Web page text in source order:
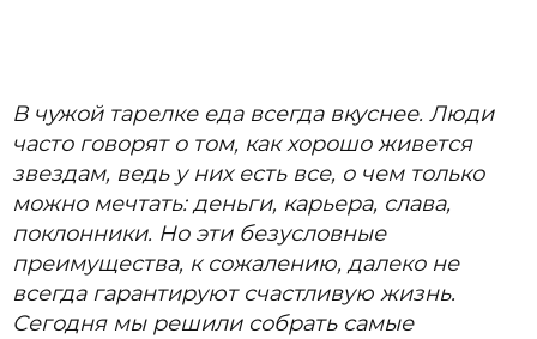
В чужой тарелке еда всегда вкуснее. Люди
часто говорят о том, как хорошо живется
звездам, ведь у них есть все, о чем только
можно мечтать: деньги, карьера, слава,
поклонники. Но эти безусловные
преимущества, к сожалению, далеко не
всегда гарантируют счастливую жизнь.
Сегодня мы решили собрать самые